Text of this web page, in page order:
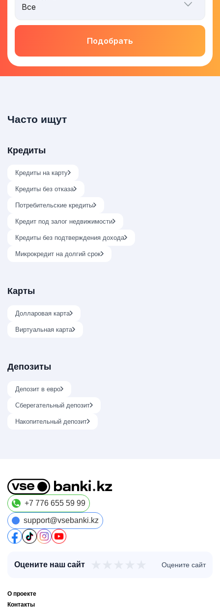
Подобрать
Часто ищут
Кредиты
Кредиты на карту
Кредиты без отказа
Потребительские кредиты
Кредит под залог недвижимости
Кредиты без подтверждения дохода
Микрокредит на долгий срок
Карты
Долларовая карта
Виртуальная карта
Депозиты
Депозит в евро
Сберегательный депозит
Накопительный депозит
+7 776 655 59 99
support@vsebanki.kz
Оцените наш сайт Оцените сайт
О проекте
Контакты